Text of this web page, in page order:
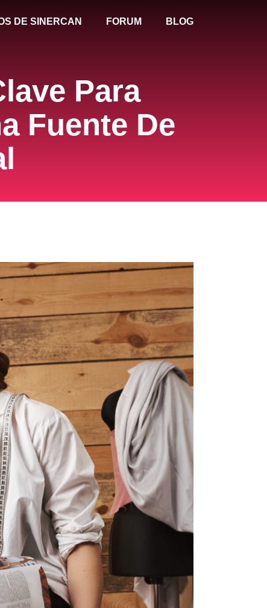
DE SINERCAN FORUM BLOG
Para
Fuente De